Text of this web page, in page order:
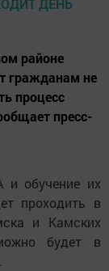
районе
гражданам не
процесс
пресс-
и обучение их
проходить в
и Камских
будет в